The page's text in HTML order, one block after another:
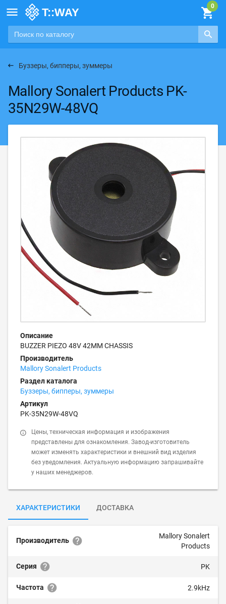

Буззеры, бипперы, зуммеры
Mallory Sonalert Products PK-
35N29W-48VQ
Описание
BUZZER PIEZO 48V 42MM CHASSIS
Производитель
Mallory Sonalert Products
Раздел каталога
Буззеры, бипперы, зуммеры
Артикул
PK-35N29W-48VQ
Цены, техническая информация и изображения
представлены для ознакомления. Завод-изготовитель
может изменять характеристики и внешний вид изделия
без уведомления. Актуальную информацию запрашивайте
у наших менеджеров.
ХАРАКТЕРИСТИКИ ДОСТАВКА
Производитель
Mallory Sonalert
Products
Серия PK
Частота 2.9kHz